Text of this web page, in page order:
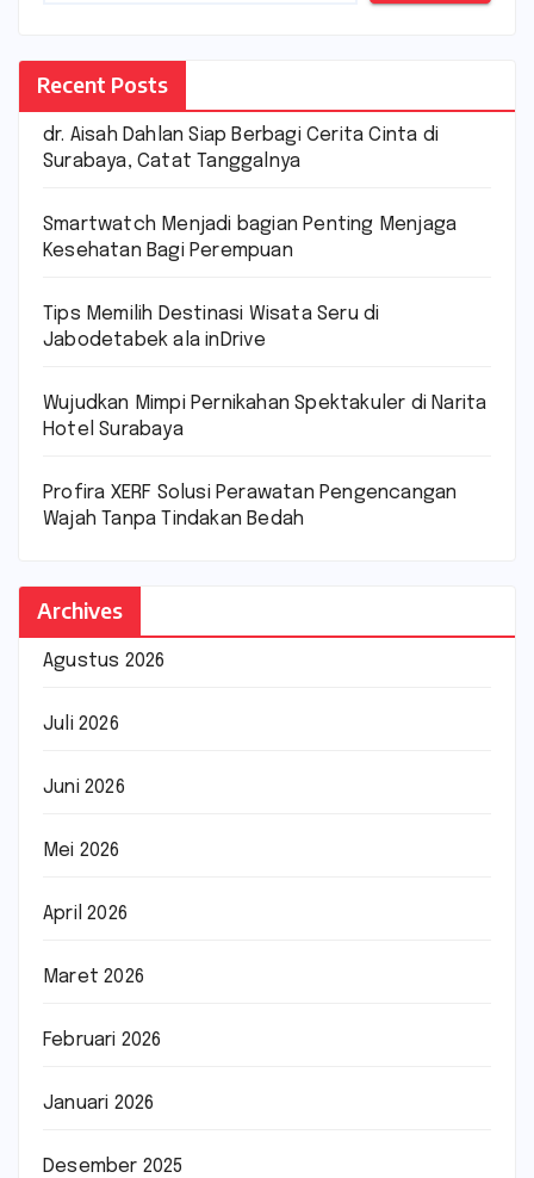
Recent Posts
dr. Aisah Dahlan Siap Berbagi Cerita Cinta di
Surabaya, Catat Tanggalnya
Smartwatch Menjadi bagian Penting Menjaga
Kesehatan Bagi Perempuan
Tips Memilih Destinasi Wisata Seru di
Jabodetabek ala inDrive
Wujudkan Mimpi Pernikahan Spektakuler di Narita
Hotel Surabaya
Profira XERF Solusi Perawatan Pengencangan
Wajah Tanpa Tindakan Bedah
Archives
Agustus 2026
Juli 2026
Juni 2026
Mei 2026
April 2026
Maret 2026
Februari 2026
Januari 2026
Desember 2025